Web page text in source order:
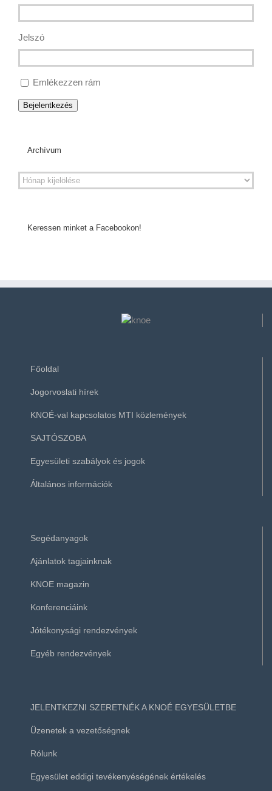
Jelszó
Emlékezzen rám
Bejelentkezés
Archívum
Keressen minket a Facebookon!
Főoldal
Jogorvoslati hírek
KNOÉ-val kapcsolatos MTI közlemények
SAJTÓSZOBA
Egyesületi szabályok és jogok
Általános információk
Segédanyagok
Ajánlatok tagjainknak
KNOE magazin
Konferenciáink
Jótékonysági rendezvények
Egyéb rendezvények
JELENTKEZNI SZERETNÉK A KNOÉ EGYESÜLETBE
Üzenetek a vezetőségnek
Rólunk
Egyesület eddigi tevékenyéségének értékelés